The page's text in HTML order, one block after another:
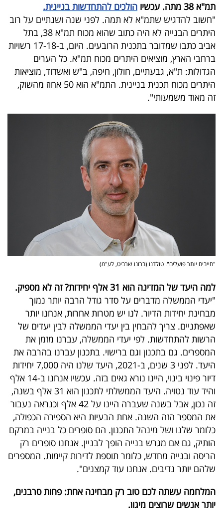
תמ"א 38 מתה. עכשיו
הולכים להתחדשות בניינית.
"חשוב להדגיש שתמ"א לא תמה. לפני שנה ושנתיים על רוב
היתרים הבנייה לא היה כתוב שהוא מכוח תמ"א 38, בתל
אביב כתבו שמדובר בתכנית הרובעים. היום, ב-17-18 רשויות
ברחבי הארץ, מוציאים היתרים מכוח תמ"א. כל הערים
הגדולות: ת"א, גבעתיים, חולון, חיפה, ב"ש ואשדוד, מוציאות
היתרים מכוח תכנית בניינית. התמ"א הוא 50 אחוז מהשוק,
זה מאוד משמעותי".
"חייבים יותר פועלים". טולדנו (ברונו שרביט, לע"מ)
למה היעד של המדינה הוא 31 אלף יחידות? זה לא מספיק.
"יעדי הממשלה מדברים על סדר גודל הרבה יותר נמוך
מבחינת יחידות הדיור. לנו יש מטרות אחרות, אנחנו יותר
שאפתניים. צריך להבחין בין יעדי הממשלה לבין יעדים של
הרשות להתחדשות. לפי יעדי הממשלה, עברנו מזמן את
המספרים. גם בתכנון וגם ברישוי. בתכנון עברנו בהרבה את
היעד. לפני 3 שנים, ב-2021, היעד שלנו היה 7,000 יחידות
דיור פינוי בינוי, היינו נורא גאים בזה. עכשיו אנחנו ב-14 אלף
והיד עוד נטויה. היעד הממשלתי לתכנון הוא 31 אלף בשנה,
זה נכון, אבל בשנה שעברה היינו על 42 אלף וכנראה נעבור
את המספר הזה השנה. אחת הבעיות היא הספירה הכפולה,
כלומר שלנו ושל מינהל התכנון. הם סופרים כל בנייה במרקם
הותיק, גם אם מגרש בנייה הופך לבניין. אנחנו סופרים רק
הריסה ובנייה מחדש, כלומר תוספת לדירות קיימות. המספרים
שלהם יותר נדיבים. אנחנו עוד קמצנים".
המלחמה עשתה לכם טוב רק מבחינה אחת: פחות סרבנים,
יותר אנשים שרוצים מיגון.